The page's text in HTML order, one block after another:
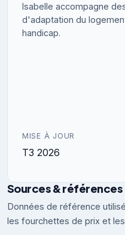
Isabelle accompagne
d'adaptation du
handicap.
MISE À JOUR
T3 2026
Sources & références
Données de référence
les fourchettes de prix et